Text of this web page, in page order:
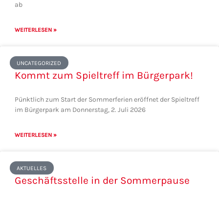
ab
WEITERLESEN »
UNCATEGORIZED
Kommt zum Spieltreff im Bürgerpark!
Pünktlich zum Start der Sommerferien eröffnet der Spieltreff
im Bürgerpark am Donnerstag, 2. Juli 2026
WEITERLESEN »
AKTUELLES
Geschäftsstelle in der Sommerpause